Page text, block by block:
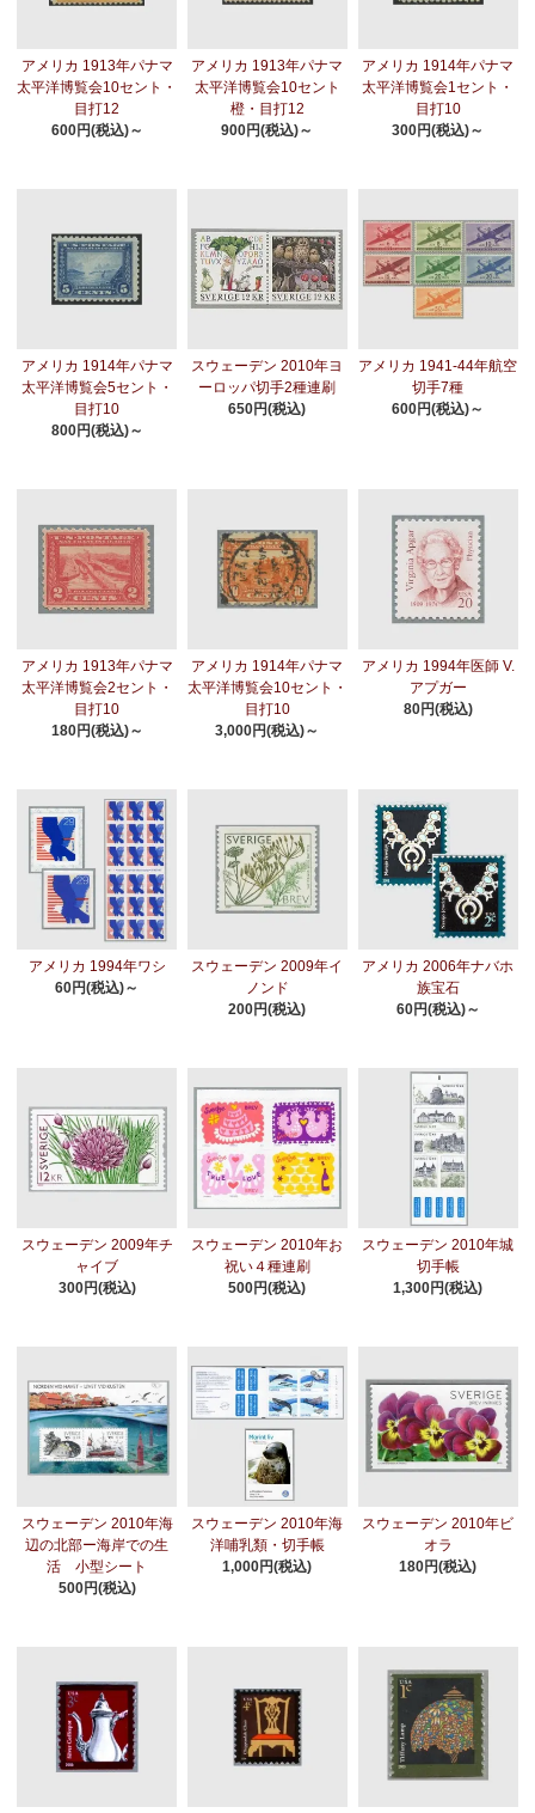
アメリカ 1913年パナマ
太平洋博覧会10セント・
目打12
600円(税込)～
アメリカ 1913年パナマ
太平洋博覧会10セント
橙・目打12
900円(税込)～
アメリカ 1914年パナマ
太平洋博覧会1セント・
目打10
300円(税込)～
アメリカ 1914年パナマ
太平洋博覧会5セント・
目打10
800円(税込)～
スウェーデン 2010年ヨ
ーロッパ切手2種連刷
650円(税込)
アメリカ 1941-44年航空
切手7種
600円(税込)～
アメリカ 1913年パナマ
太平洋博覧会2セント・
目打10
180円(税込)～
アメリカ 1914年パナマ
太平洋博覧会10セント・
目打10
3,000円(税込)～
アメリカ 1994年医師 V.
アプガー
80円(税込)
アメリカ 1994年ワシ
60円(税込)～
スウェーデン 2009年イ
ノンド
200円(税込)
アメリカ 2006年ナバホ
族宝石
60円(税込)～
スウェーデン 2009年チ
ャイブ
300円(税込)
スウェーデン 2010年お
祝い４種連刷
500円(税込)
スウェーデン 2010年城
切手帳
1,300円(税込)
スウェーデン 2010年海
辺の北部ー海岸での生
活 小型シート
500円(税込)
スウェーデン 2010年海
洋哺乳類・切手帳
1,000円(税込)
スウェーデン 2010年ビ
オラ
180円(税込)